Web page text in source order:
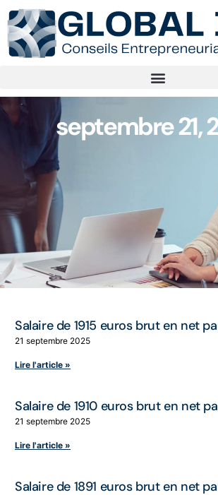
septembre 21,
Salaire de 1915 euros brut en net
21 septembre 2025
Lire l'article »
Salaire de 1910 euros brut en net
21 septembre 2025
Lire l'article »
Salaire de 1891 euros brut en net